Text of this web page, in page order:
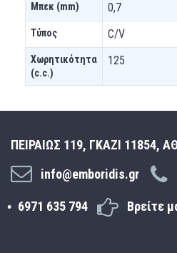
Μπεκ (mm) 0,7
Τύπος C/V
Χωρητικότητα
(c.c.)
125
ΠΕΙΡΑΙΩΣ 119, ΓΚΑΖΙ 11854,
info@emboridis.gr
6971 635 794 Βρείτε